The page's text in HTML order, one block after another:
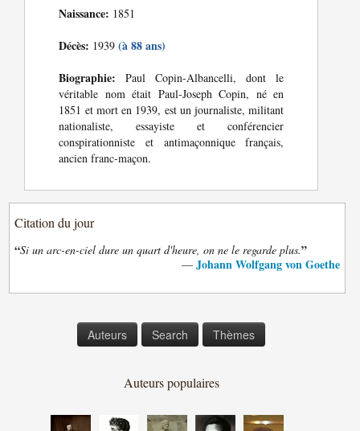
Naissance: 1851
Décès: 1939(à 88 ans)
Biographie: Paul Copin-Albancelli, dont le
véritable nom était Paul-Joseph Copin, né en
1851 et mort en 1939, est un journaliste, militant
nationaliste, essayiste et conférencier
conspirationniste et antimaçonnique français,
ancien franc-maçon.
Citation du jour
“Si un arc-en-ciel dure un quart d'heure, on ne le regarde plus.”
— Johann Wolfgang von Goethe
Auteurs Search Thèmes
Auteurs populaires